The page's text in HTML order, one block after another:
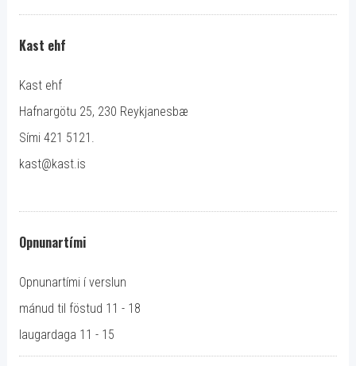
Kast ehf
Kast ehf
Hafnargötu 25, 230 Reykjanesbæ
Sími 421 5121.
kast@kast.is
Opnunartími
Opnunartími í verslun
mánud til föstud 11 - 18
laugardaga 11 - 15